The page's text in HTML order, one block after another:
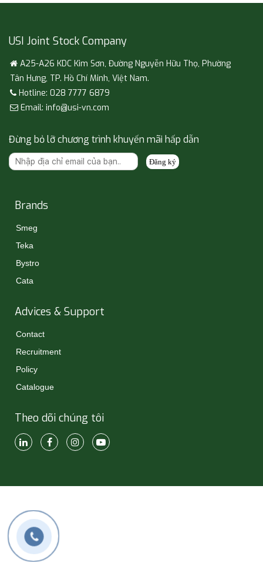
USI Joint Stock Company
A25-A26 KDC Kim Sơn, Đường Nguyễn Hữu Thọ, Phường
Tân Hưng, TP. Hồ Chí Minh, Việt Nam.
Hotline: 028 7777 6879
Email: info@usi-vn.com
Đừng bỏ lỡ chương trình khuyến mãi hấp dẫn
Đăng ký
Brands
Smeg
Teka
Bystro
Cata
Advices & Support
Contact
Recruitment
Policy
Catalogue
Theo dõi chúng tôi